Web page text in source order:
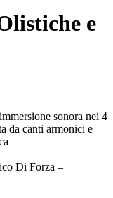
e
sonora nei 4
da canti armonici e
Di Forza –